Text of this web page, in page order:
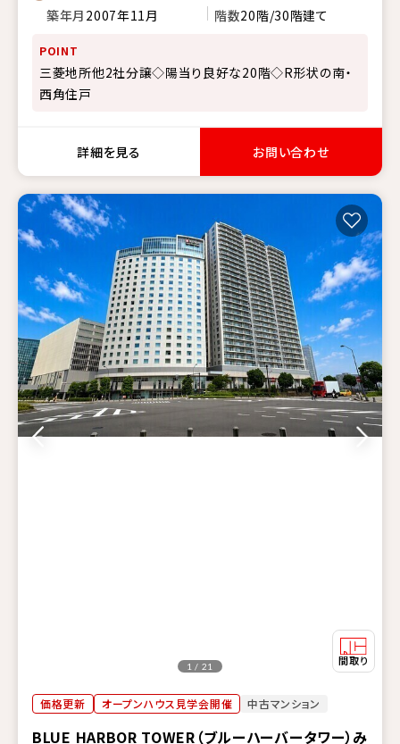
築年月 2007年11月 階数20階/30階建て
POINT
三菱地所他2社分譲◇陽当り良好な20階◇R形状の南・
西角住戸
詳細を見る お問い合わせ
価格更新 オープンハウス見学会開催 中古マンション
BLUE HARBOR TOWER（ブルーハーバータワー）み
1 / 21